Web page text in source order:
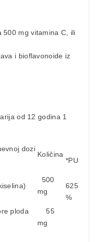
500 mg vitamina C, ili
i bioflavonoide iz
od 12 godina 1
dozi
Količina
*PU
500
mg
625
%
ploda
55
mg